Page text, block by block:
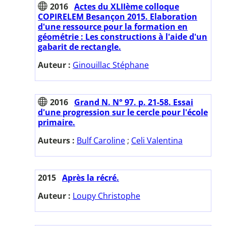
2016 Actes du XLIIème colloque
COPIRELEM Besançon 2015. Elaboration
d'une ressource pour la formation en
géométrie : Les constructions à l'aide d'un
gabarit de rectangle.
Auteur : Ginouillac Stéphane
2016 Grand N. N° 97. p. 21-58. Essai
d'une progression sur le cercle pour l'école
primaire.
Auteurs : Bulf Caroline ; Celi Valentina
2015 Après la récré.
Auteur : Loupy Christophe